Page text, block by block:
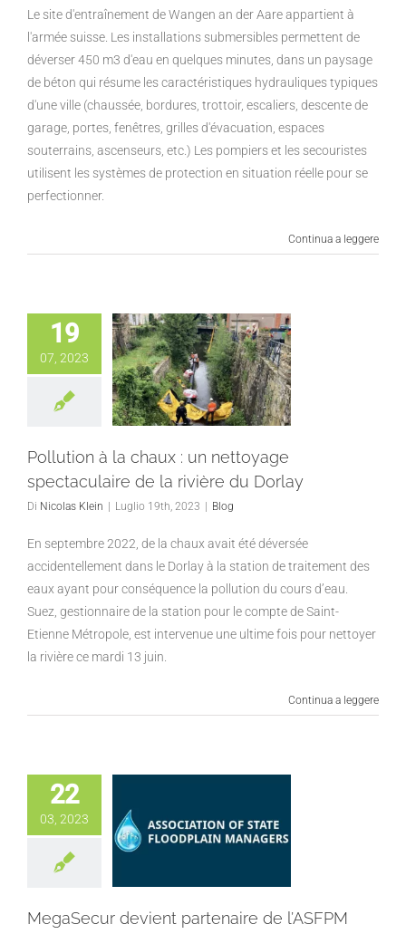
Le site d'entraînement de Wangen an der Aare appartient à
l'armée suisse. Les installations submersibles permettent de
déverser 450 m3 d'eau en quelques minutes, dans un paysage
de béton qui résume les caractéristiques hydrauliques typiques
d'une ville (chaussée, bordures, trottoir, escaliers, descente de
garage, portes, fenêtres, grilles d'évacuation, espaces
souterrains, ascenseurs, etc.) Les pompiers et les secouristes
utilisent les systèmes de protection en situation réelle pour se
perfectionner.
Continua a leggere
19
07, 2023
de la rivière du Dorlay
Pollution à la chaux : un nettoyage
spectaculaire de la rivière du Dorlay
Di Nicolas Klein | Luglio 19th, 2023 | Blog
En septembre 2022, de la chaux avait été déversée
accidentellement dans le Dorlay à la station de traitement des
eaux ayant pour conséquence la pollution du cours d’eau.
Suez, gestionnaire de la station pour le compte de Saint-
Etienne Métropole, est intervenue une ultime fois pour nettoyer
la rivière ce mardi 13 juin.
Continua a leggere
22
03, 2023
partenaire de l’ASFPM
MegaSecur devient partenaire de l’ASFPM